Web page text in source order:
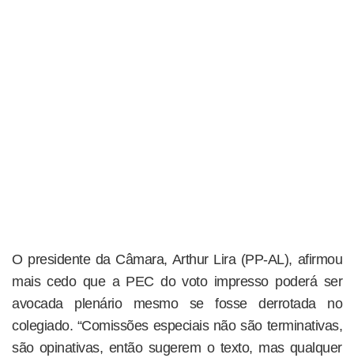
O presidente da Câmara, Arthur Lira (PP-AL), afirmou
mais cedo que a PEC do voto impresso poderá ser
avocada plenário mesmo se fosse derrotada no
colegiado. “Comissões especiais não são terminativas,
são opinativas, então sugerem o texto, mas qualquer